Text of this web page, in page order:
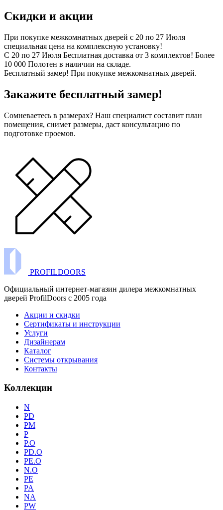
Скидки и акции
При покупке межкомнатных дверей c 20 по 27 Июля
специальная цена на комплексную установку!
С 20 по 27 Июля Бесплатная доставка от 3 комплектов! Более
10 000 Полотен в наличии на складе.
Бесплатный замер! При покупке межкомнатных дверей.
Закажите бесплатный замер!
Сомневаетесь в размерах? Наш специалист составит план
помещения, снимет размеры, даст консультацию по
подготовке проемов.
PROFILDOORS
Официальный интернет-магазин дилера межкомнатных
дверей ProfilDoors c 2005 года
Акции и скидки
Сертификаты и инструкции
Услуги
Дизайнерам
Каталог
Системы открывания
Контакты
Коллекции
N
PD
PM
P
P.O
PD.O
PE.O
N.O
PE
PA
NA
PW